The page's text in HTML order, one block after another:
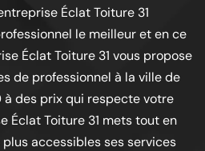
Éclat Toiture 31
le meilleur et en ce
Éclat Toiture 31 vous propose
de professionnel à la ville de
à des prix qui respecte votre
Éclat Toiture 31 mets tout en
accessibles ses services